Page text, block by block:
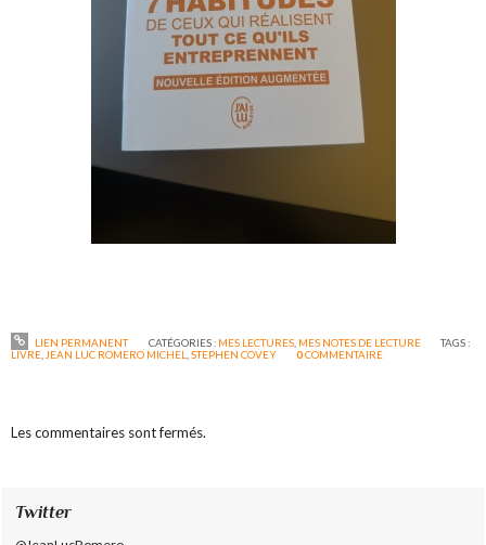
LIEN PERMANENT CATÉGORIES : MES LECTURES, MES NOTES DE LECTURE
TAGS :
LIVRE JEAN LUC ROMERO MICHEL ,STEPHEN COVEY 0COMMENTAIRE
Les commentaires sont fermés.
Twitter